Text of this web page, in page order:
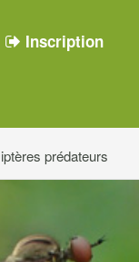
Inscription
prédateurs